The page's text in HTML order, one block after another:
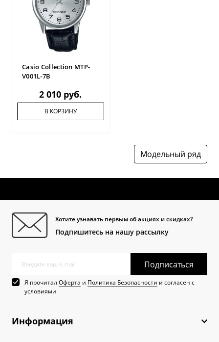
Casio Collection MTP-
V001L-7B
2 010 руб.
В КОРЗИНУ
Модельный ряд
Хотите узнавать первым об акциях и скидках?
Подпишитесь на нашу рассылку
Подписаться
Я прочитал Оферта и Политика Безопасности и согласен с
условиями
Информация